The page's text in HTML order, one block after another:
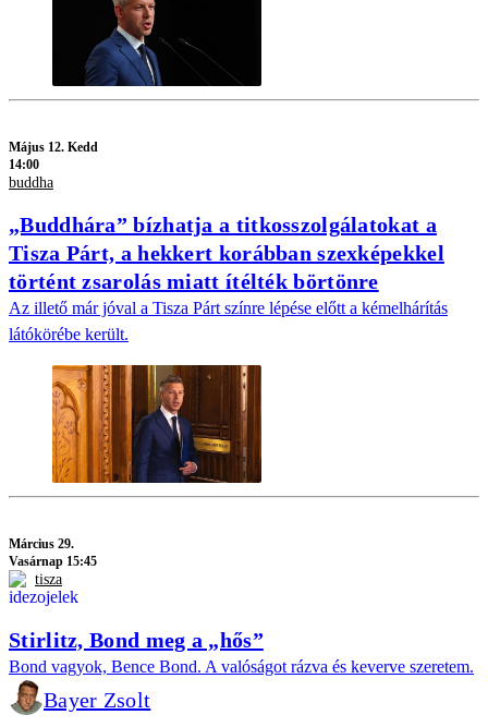
Május 12. Kedd
14:00
buddha
„Buddhára” bízhatja a titkosszolgálatokat a
Tisza Párt, a hekkert korábban szexképekkel
történt zsarolás miatt ítélték börtönre
Az illető már jóval a Tisza Párt színre lépése előtt a kémelhárítás
látókörébe került.
Március 29.
Vasárnap 15:45
tisza
Stirlitz, Bond meg a „hős”
Bond vagyok, Bence Bond. A valóságot rázva és keverve szeretem.
Bayer Zsolt